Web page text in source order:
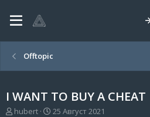
Offtopic
I WANT TO BUY A CHEAT
А
hubert
Д
25 Август 2021